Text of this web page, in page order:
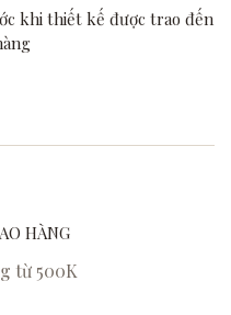
khi thiết kế được trao đến
HÀNG
từ 500K